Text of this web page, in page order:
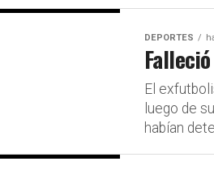
DEPORTES
El
luego de
habían